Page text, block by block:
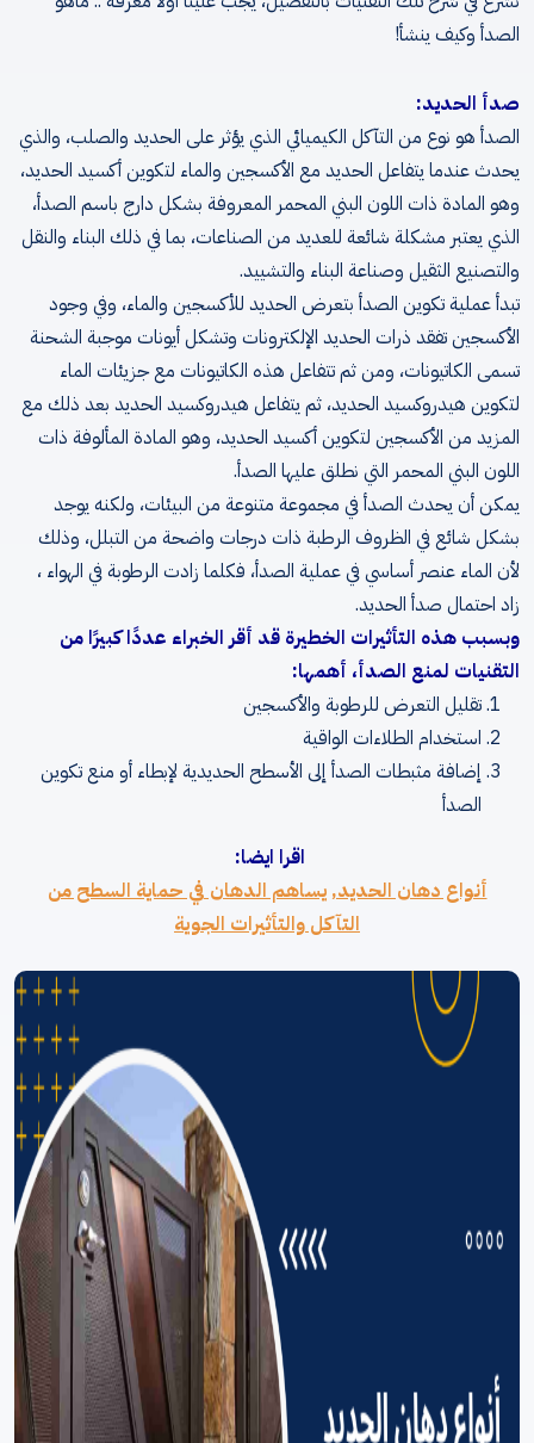
الصدأ وكيف ينشأ!
صدأ الحديد:
الصدأ هو نوع من التآكل الكيميائي الذي يؤثر على الحديد والصلب، والذي
يحدث عندما يتفاعل الحديد مع الأكسجين والماء لتكوين أكسيد الحديد،
وهو المادة ذات اللون البني المحمر المعروفة بشكل دارج باسم الصدأ،
الذي يعتبر مشكلة شائعة للعديد من الصناعات، بما في ذلك البناء والنقل
والتصنيع الثقيل وصناعة البناء والتشييد.
تبدأ عملية تكوين الصدأ بتعرض الحديد للأكسجين والماء، وفي وجود
الأكسجين تفقد ذرات الحديد الإلكترونات وتشكل أيونات موجبة الشحنة
تسمى الكاتيونات، ومن ثم تتفاعل هذه الكاتيونات مع جزيئات الماء
لتكوين هيدروكسيد الحديد، ثم يتفاعل هيدروكسيد الحديد بعد ذلك مع
المزيد من الأكسجين لتكوين أكسيد الحديد، وهو المادة المألوفة ذات
اللون البني المحمر التي نطلق عليها الصدأ.
يمكن أن يحدث الصدأ في مجموعة متنوعة من البيئات، ولكنه يوجد
بشكل شائع في الظروف الرطبة ذات درجات واضحة من التبلل، وذلك
لأن الماء عنصر أساسي في عملية الصدأ، فكلما زادت الرطوبة في الهواء ،
زاد احتمال صدأ الحديد.
وبسبب هذه التأثيرات الخطيرة قد أقر الخبراء عددًا كبيرًا من
التقنيات لمنع الصدأ، أهمها:
تقليل التعرض للرطوبة والأكسجين
استخدام الطلاءات الواقية
إضافة مثبطات الصدأ إلى الأسطح الحديدية لإبطاء أو منع تكوين
الصدأ
اقرا ايضا:
أنواع دهان الحديد, يساهم الدهان في حماية السطح من
التآكل والتأثيرات الجوية